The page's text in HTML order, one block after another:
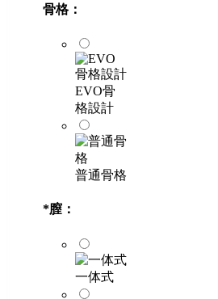
骨格：
EVO骨
格設計
普通骨格
*膣：
一体式